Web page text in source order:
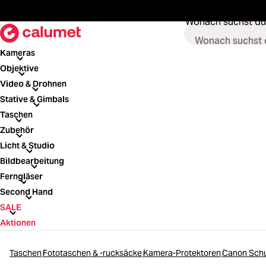
Wonach suchst
Kameras
Kameras
Objektive
Objektive
Video & Drohnen
Video & Drohnen
Stative & Gimbals
Stative & Gimbals
Taschen
Taschen
Zubehör
Zubehör
Licht & Studio
Licht & Studio
Bildbearbeitung
Bildbearbeitung
Ferngläser
Ferngläser
Second Hand
Second Hand
SALE
SALE
Aktionen
TaschenFototaschen & -rucksäckeKamera-ProtektorenCanon